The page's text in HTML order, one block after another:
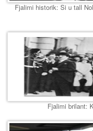
Fjalimi historik: Si u tall
Fjalimi brilant: